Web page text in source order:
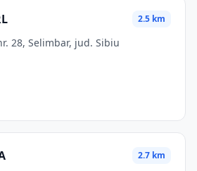
2.5 km
28, Selimbar, jud. Sibiu
2.7 km